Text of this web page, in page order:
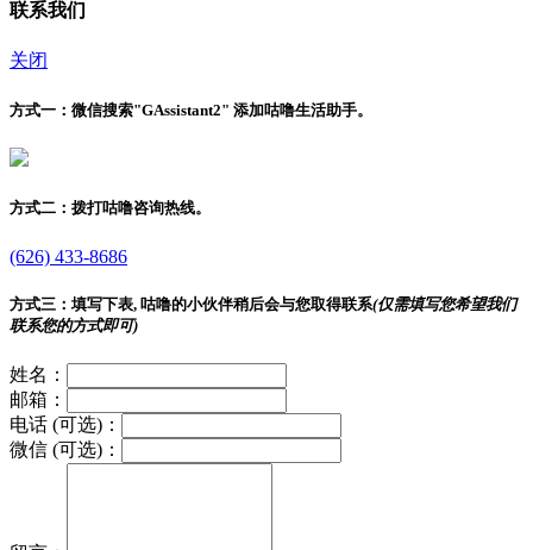
联系我们
关闭
方式一： 微信搜索"GAssistant2" 添加咕噜生活助手。
方式二： 拨打咕噜咨询热线。
(626) 433-8686
方式三： 填写下表, 咕噜的小伙伴稍后会与您取得联系(仅需填写您希望我们
联系您的方式即可)
姓名：
邮箱：
电话 (可选)：
微信 (可选)：